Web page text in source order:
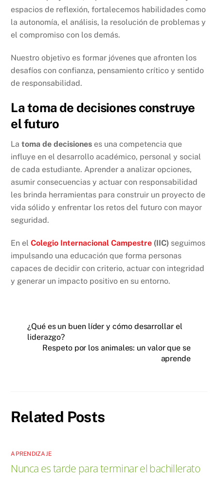
espacios de reflexión, fortalecemos habilidades como
la autonomía, el análisis, la resolución de problemas y
el compromiso con los demás.
Nuestro objetivo es formar jóvenes que afronten los
desafíos con confianza, pensamiento crítico y sentido
de responsabilidad.
La toma de decisiones construye
el futuro
Latoma de decisiones es una competencia que
influye en el desarrollo académico, personal y social
de cada estudiante. Aprender a analizar opciones,
asumir consecuencias y actuar con responsabilidad
les brinda herramientas para construir un proyecto de
vida sólido y enfrentar los retos del futuro con mayor
seguridad.
En elColegio Internacional Campestre (IIC) seguimos
impulsando una educación que forma personas
capaces de decidir con criterio, actuar con integridad
y generar un impacto positivo en su entorno.
¿Qué es un buen líder y cómo desarrollar el
liderazgo?
Respeto por los animales: un valor que se
aprende
Related Posts
APRENDIZAJE
Nunca es tarde para terminar el bachillerato